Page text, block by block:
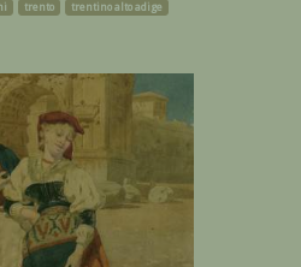
trento
trentino alto adige